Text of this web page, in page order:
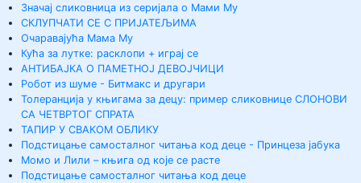
Значај сликовница из серијала о Мами Му
СКЛУПЧАТИ СЕ С ПРИЈАТЕЉИМА
Очаравајућа Мама Му
Кућа за лутке: расклопи + играј се
АНТИБАЈКА О ПАМЕТНОЈ ДЕВОЈЧИЦИ
Робот из шуме - Битмакс и другари
Толеранција у књигама за децу: пример сликовнице СЛОНОВИ
СА ЧЕТВРТОГ СПРАТА
ТАПИР У СВАКОМ ОБЛИКУ
Подстицање самосталног читања код деце - Принцеза јабука
Момо и Лили – књига од које се расте
Подстицање самосталног читања код деце